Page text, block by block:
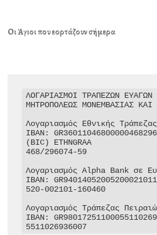
Οι Άγιοι που εορτάζουν σήμερα
ΛΟΓΑΡΙΑΣΜΟΙ ΤΡΑΠΕΖΩΝ ΕΥΑΓΩΝ
ΜΗΤΡΟΠΟΛΕΩΣ ΜΟΝΕΜΒΑΣΙΑΣ ΚΑΙ
Λογαριασμός Εθνικής
IBAN:
(BIC) ETHNGRAA
468/296074-59
Λογαριασμός Alpha Bank σε
IBAN:
520-002101-160460
Λογαριασμός Τράπεζας
IBAN:
5511026936007